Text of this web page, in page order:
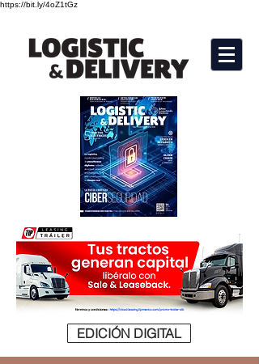
https://bit.ly/4oZ1tGz
EDICIÓN DIGITAL